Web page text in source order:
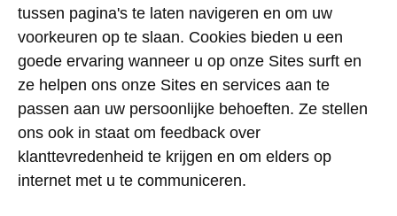
tussen pagina's te laten navigeren en om uw
voorkeuren op te slaan. Cookies bieden u een
goede ervaring wanneer u op onze Sites surft en
ze helpen ons onze Sites en services aan te
passen aan uw persoonlijke behoeften. Ze stellen
ons ook in staat om feedback over
klanttevredenheid te krijgen en om elders op
internet met u te communiceren.